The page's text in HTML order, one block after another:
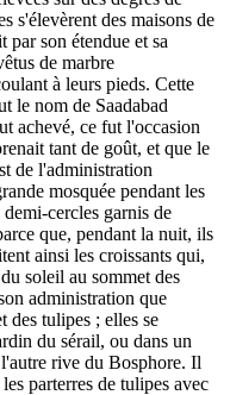
s'élevèrent des maisons de
par son étendue et sa
de marbre
à leurs pieds. Cette
le nom de Saadabad
achevé, ce fut l'occasion
tant de goût, et que le
de l'administration
mosquée pendant les
cercles garnis de
que, pendant la nuit, ils
ainsi les croissants qui,
soleil au sommet des
administration que
des tulipes ; elles se
du sérail, ou dans un
rive du Bosphore. Il
parterres de tulipes avec